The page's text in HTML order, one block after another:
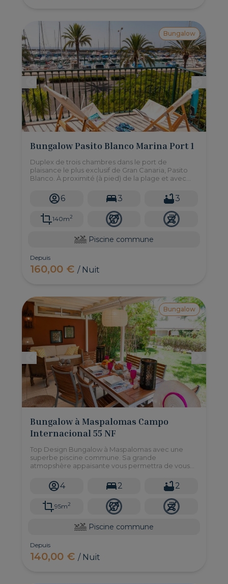
Bungalow
Bungalow Pasito Blanco Marina Port 1
Duplex de trois chambres dans le port de
plaisance le plus exclusif de Gran Canaria, Pasito
Blanco. À proximité (à pied) de la plage et avec
tranquille.6 3 3
140m2
Piscine commune
Depuis
160,00 €/ Nuit
Bungalow
Bungalow à Maspalomas Campo
Internacional 55 NF
Top Design Bungalow à Maspalomas avec une
superbe piscine commune. Sa grande
atmopshère appaisante vous permettra de vous
minutes de la mer.
4 2 2
95m2
Piscine commune
Depuis
140,00 €/ Nuit